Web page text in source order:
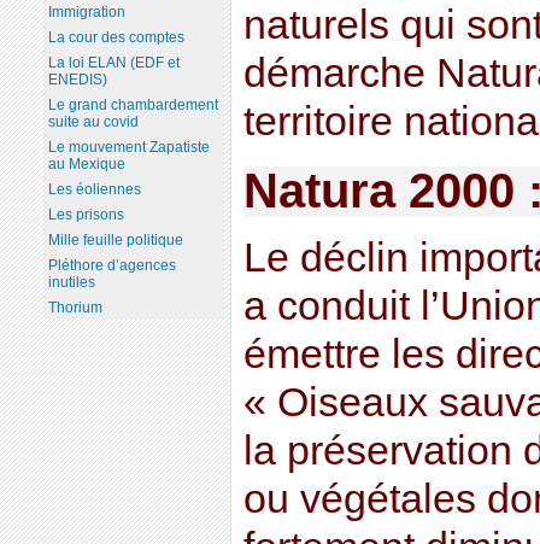
naturels qui
démarche
territoire
Natura 2000
Le déclin
a conduit
émettre les
« Oiseaux
la préservation
ou végétales
Immigration
La cour des comptes
La loi ELAN (EDF et
ENEDIS)
Le grand chambardement
suite au covid
Le mouvement Zapatiste
au Mexique
Les éoliennes
Les prisons
Mille feuille politique
Pléthore d’agences
inutiles
Thorium